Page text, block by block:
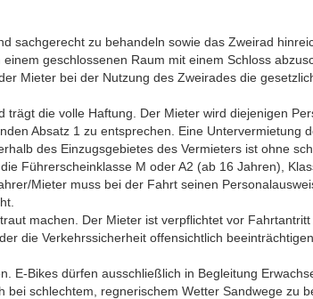
sachgerecht zu behandeln sowie das Zweirad
geschlossenen Raum mit einem Schloss
Mieter bei der Nutzung des Zweirades die
die volle Haftung. Der Mieter wird diejenigen
Absatz 1 zu entsprechen. Eine
des Einzugsgebietes des Vermieters ist ohne
Führerscheinklasse M oder A2 (ab 16 Jahren),
Mieter muss bei der Fahrt seinen
machen. Der Mieter ist verpflichtet vor
die Verkehrssicherheit offensichtlich
Bikes dürfen ausschließlich in Begleitung
schlechtem, regnerischem Wetter Sandwege zu